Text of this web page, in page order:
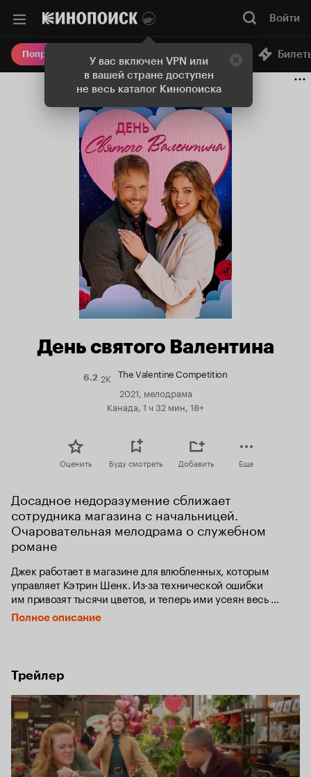
У вас включен VPN или
в вашей стране доступен
не весь каталог Кинопоиска
Войти
Попробовать Плюс Онлайн-кинотеатр
День святого Валентина
6.2Рейтинг
Кинопоиска
2K The Valentine Competition
2021, мелодрама
Канада, 1 ч 32 мин, 18+
Оценить Буду смотреть Добавить Еще
Досадное недоразумение сближает
сотрудника магазина с начальницей.
Очаровательная мелодрама о служебном
романе
Джек работает в магазине для влюбленных, которым
управляет Кэтрин Шенк. Из-за технической ошибки
им привозят тысячи цветов, и теперь ими усеян весь
магазин. Джек и Кэтрин решают устроить общегородской
конкурс, приуроченный ко Дню святого Валентина.
Полное описание
Трейлер